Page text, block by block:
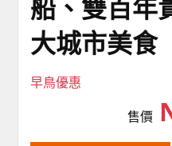
船、雙百年
大城市美食
早鳥優惠
售價